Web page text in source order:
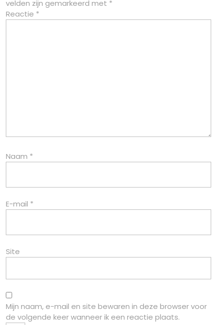
velden zijn gemarkeerd met *
Reactie *
Naam *
E-mail *
Site
Mijn naam, e-mail en site bewaren in deze browser voor
de volgende keer wanneer ik een reactie plaats.